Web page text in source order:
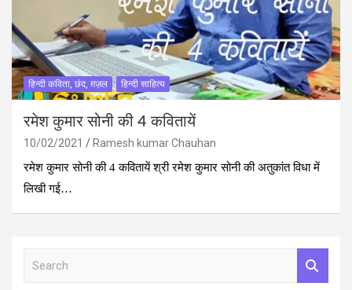
हिन्दी कविता, छंद, ग़ज़ल हिन्दी साहित्य
रमेश कुमार सोनी की 4 कवितायें
10/02/2021
Ramesh kumar Chauhan
रमेश कुमार सोनी की 4 कवितायें श्री रमेश कुमार सोनी की अतुकांत विधा में
लिखी गई…